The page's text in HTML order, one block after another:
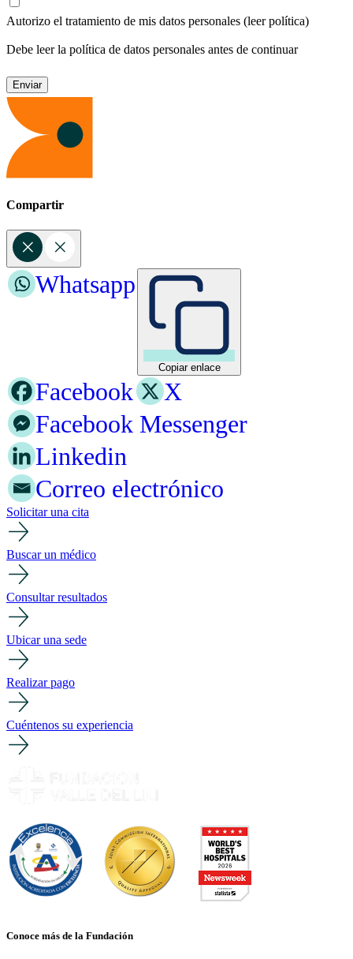
Autorizo el tratamiento de mis datos personales (leer política)
Debe leer la política de datos personales antes de continuar
Compartir
Copiar enlace
Whatsapp
Facebook
X
Facebook Messenger
Linkedin
Correo electrónico
Solicitar una cita
Buscar un médico
Consultar resultados
Ubicar una sede
Realizar pago
Cuéntenos su experiencia
Conoce más de la Fundación